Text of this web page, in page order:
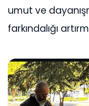
umut ve
farkındalığı